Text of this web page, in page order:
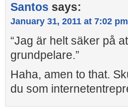
Santos says:
January 31, 2011 at 7:02 pm
“Jag är helt säker på
grundpelare.”
Haha, amen to that.
du som